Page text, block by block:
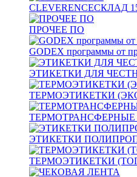
CLEVERENCEСКЛАД
ПРОЧЕЕ ПО
GODEX программы от
ЭТИКЕТКИ ДЛЯ
ТЕРМОЭТИКЕТКИ
ТЕРМОТРАНСФЕРНЫЕ
ЭТИКЕТКИ
ТЕРМОЭТИКЕТКИ